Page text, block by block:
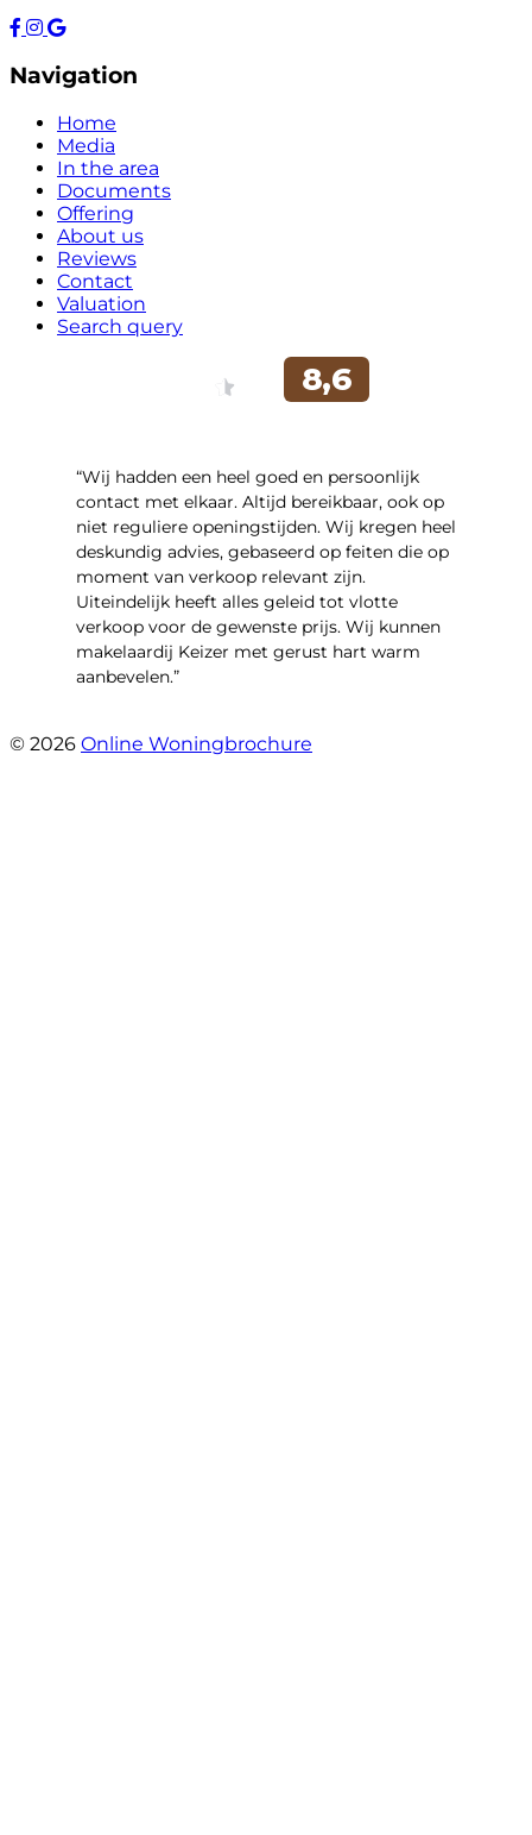
Navigation
Home
Media
In the area
Documents
Offering
About us
Reviews
Contact
Valuation
Search query
“Wij hadden een heel goed en persoonlijk
contact met elkaar. Altijd bereikbaar, ook op
niet reguliere openingstijden. Wij kregen heel
deskundig advies, gebaseerd op feiten die op
moment van verkoop relevant zijn.
Uiteindelijk heeft alles geleid tot vlotte
verkoop voor de gewenste prijs. Wij kunnen
makelaardij Keizer met gerust hart warm
aanbevelen.”
© 2026 Online Woningbrochure